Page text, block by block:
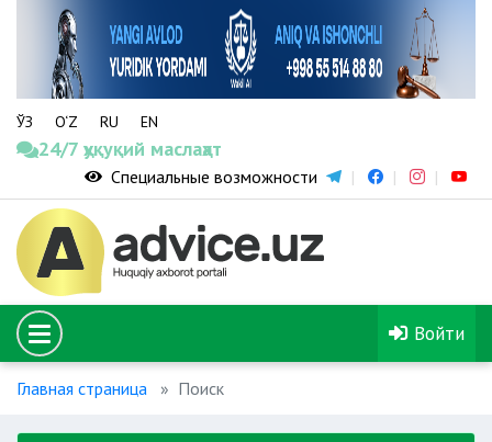
ЎЗ O‘Z RU EN
24/7 ҳуқуқий маслаҳат
Специальные возможности
Войти
Главная страница Поиск